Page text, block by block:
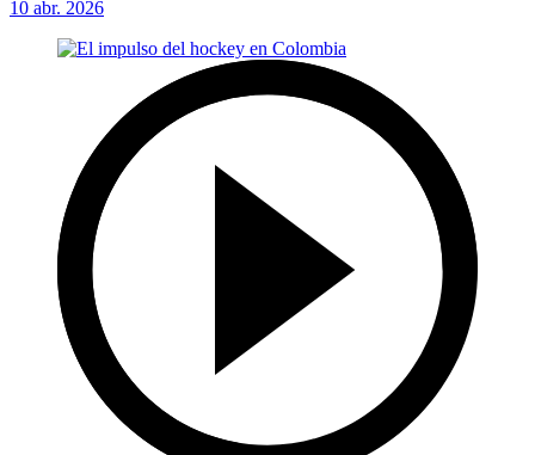
10 abr. 2026